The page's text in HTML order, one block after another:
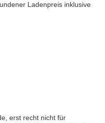
Ladenpreis inklusive
erst recht nicht für